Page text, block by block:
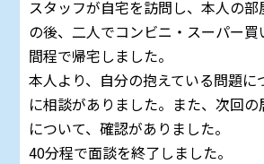
スタッフが自宅を訪問し、本人の
の後、二人でコンビニ・スーパー
間程で帰宅しました。
本人より、自分の抱えている問題に
に相談がありました。また、次回
について、確認がありました。
40分程で面談を終了しました。